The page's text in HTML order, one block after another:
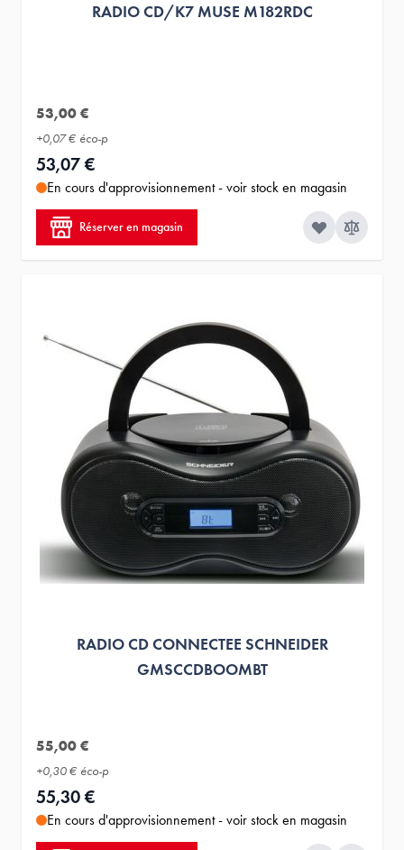
RADIO CD/K7 MUSE M182RDC
53,00 €
+0,07 € éco-p
53,07 €
En cours d'approvisionnement - voir stock en magasin
Réserver en magasin
RADIO CD CONNECTEE SCHNEIDER
GMSCCDBOOMBT
55,00 €
+0,30 € éco-p
55,30 €
En cours d'approvisionnement - voir stock en magasin